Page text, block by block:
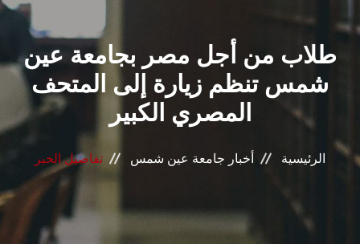
القطاعـات
الشئون الأكاديمية
البحث العلمي
المراكز والوحدات
الأنظمة الذكية
طلاب من أجل مصر بجامعة عين
شمس تنظم زيارة إلى المتحف
المصري الكبير
الرئيسية أخبار جامعة عين شمس تفاصيل الخبر